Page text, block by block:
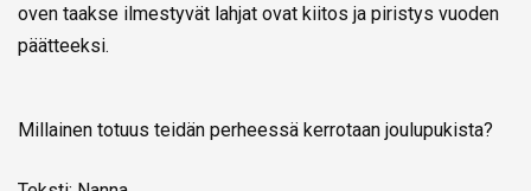
oven taakse ilmestyvät lahjat ovat kiitos ja piristys vuoden
päätteeksi.
Millainen totuus teidän perheessä kerrotaan joulupukista?